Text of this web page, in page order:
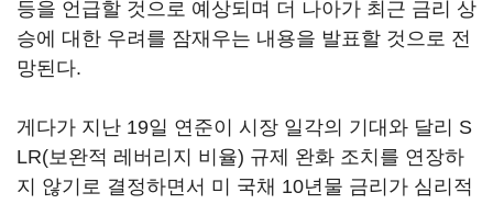
등을 언급할 것으로 예상되며 더 나아가 최근 금리 상
승에 대한 우려를 잠재우는 내용을 발표할 것으로 전
망된다.
게다가 지난 19일 연준이 시장 일각의 기대와 달리 S
LR(보완적 레버리지 비율) 규제 완화 조치를 연장하
지 않기로 결정하면서 미 국채 10년물 금리가 심리적